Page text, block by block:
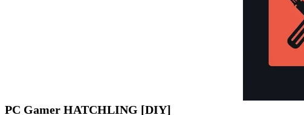
PC Gamer HATCHLING [DIY]